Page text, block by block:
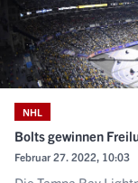
NHL
Bolts gewinnen
Februar 27. 2022, 10:03